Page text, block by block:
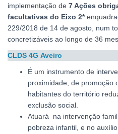
implementação de 7 Ações
facultativas do Eixo 2*
229/2018 de 14 de agosto, num
concretizáveis ao longo de 36
CLDS 4G Aveiro
É um instrumento de
proximidade, de promoção
habitantes do território
exclusão social.
Atuará na intervenção
pobreza infantil, e no